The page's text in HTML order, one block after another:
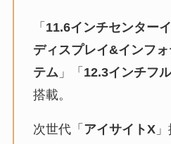
「 11.6インチセンター
ディスプレイ&インフ
テム 」「 12.3インチフ
搭載。
次世代「 アイサイトX」